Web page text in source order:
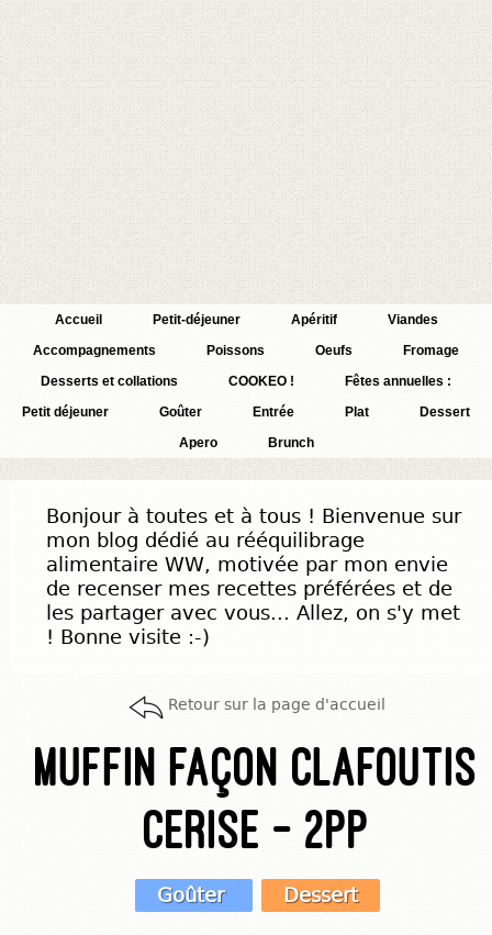
Accueil Petit-déjeuner Apéritif
Viandes
Accompagnements
Poissons Oeufs
Fromage
Desserts et collations
COOKEO !
Fêtes annuelles :
Petit déjeuner
Goûter Entrée Plat
Dessert
Apero
Brunch
Bonjour à toutes et à tous ! Bienvenue sur
mon blog dédié au rééquilibrage
alimentaire WW, motivée par mon envie
de recenser mes recettes préférées et de
les partager avec vous... Allez, on s'y met
! Bonne visite :-)
Retour sur la page d'accueil
Muffin façon clafoutis
cerise - 2pp
Goûter Dessert